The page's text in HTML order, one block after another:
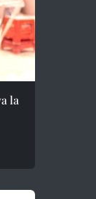
la